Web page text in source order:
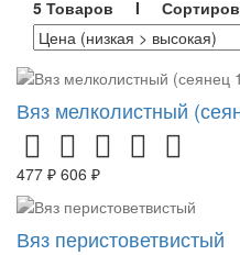
5 Товаров I
Вяз мелколистный
477 ₽ 606 ₽
Вяз перистоветвистый